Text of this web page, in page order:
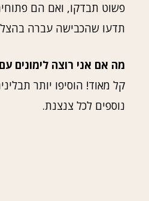
פשוט תבדקו, ואם הם
תדעו שהכבישה עברה
מה אם אני רוצה לימונים
קל מאוד! הוסיפו יותר
נוספים לכל צנצנת.